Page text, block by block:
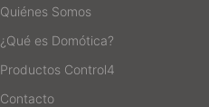
Quiénes Somos
¿Qué es Domótica?
Productos Control4
Contacto